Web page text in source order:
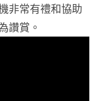
非常有禮和協助
讚賞。